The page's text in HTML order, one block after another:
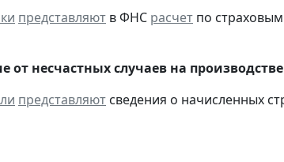
представляют в ФНС расчет по страховым
от несчастных случаев на
представляют сведения о начисленных